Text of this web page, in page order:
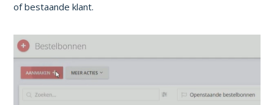
of bestaande klant.